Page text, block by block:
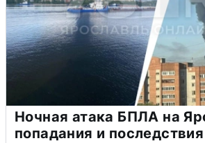
Ночная атака БПЛА на
попадания и последствия